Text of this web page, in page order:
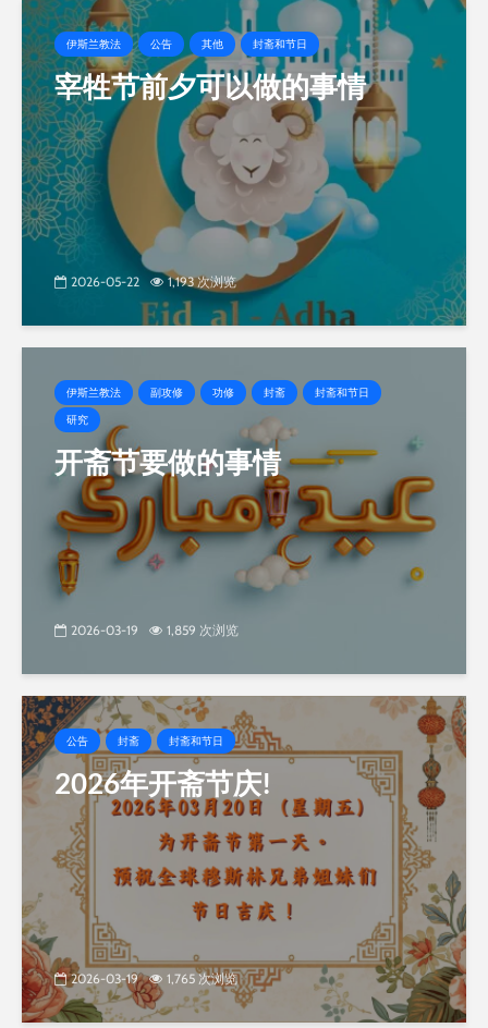
伊斯兰教法 公告 其他 封斋和节日
宰牲节前夕可以做的事情
2026-05-22 1,193 次浏览
伊斯兰教法 副攻修 功修 封斋
封斋和节日
研究
开斋节要做的事情
2026-03-19 1,859 次浏览
公告 封斋 封斋和节日
2026年开斋节庆!
2026-03-19 1,765 次浏览